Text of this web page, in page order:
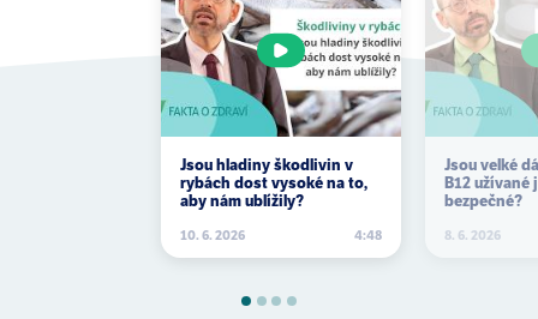
Jsou hladiny škodlivin v
rybách dost vysoké na to,
aby nám ublížily?
10. 6. 2026 4:48
Jsou velké
B12 užívané
bezpečné?
8. 6. 2026